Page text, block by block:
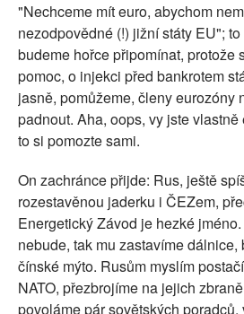
"Nechceme mít euro, abychom
nezodpovědné (!) jižní státy EU";
budeme hořce připomínat, protože
pomoc, o injekci před bankrotem
jasně, pomůžeme, členy eurozóny
padnout. Aha, oops, vy jste
to si pomozte sami.
On zachránce přijde: Rus, ještě
rozestavěnou jaderku i ČEZem,
Energetický Závod je hezké
nebude, tak mu zastavíme
čínské mýto. Rusům myslím
NATO, přezbrojíme na jejich
povoláme pár sovětských